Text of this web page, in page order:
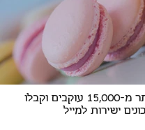
הצטרפו ליותר מ-15,000 עוקבים וקבלו
ישירות למייל